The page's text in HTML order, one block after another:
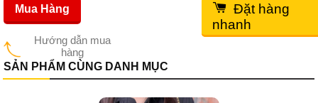
Hướng dẫn mua
hàng
Mua Hàng
Đặt hàng
nhanh
SẢN PHẨM CÙNG DANH MỤC